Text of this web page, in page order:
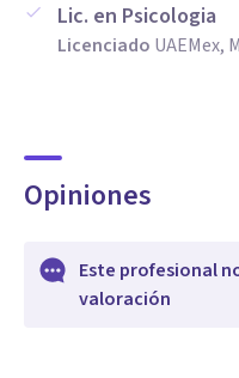
Lic. en Psicologia
Licenciado UAEMex,
Opiniones
Este profesional
valoración